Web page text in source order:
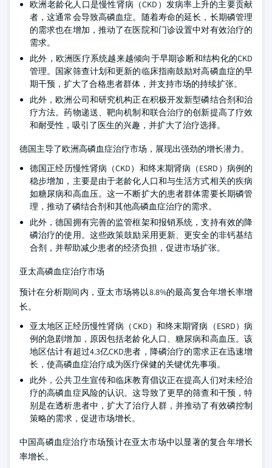
欧洲老龄化人口是慢性肾病（CKD）发病率上升的主要贡献
者，这通常会导致高磷血症。随着寿命的延长，长期磷管理
的需求也在增加，推动了在医院和门诊设置中对有效治疗的
需求。
此外，欧洲医疗系统越来越倾向于早期诊断和结构化的CKD
管理。国家筛查计划和更新的临床指南鼓励对高磷血症的早
期干预，扩大了合格患者群体，并支持市场的持续扩张。
此外，欧洲公司和研究机构正在积极开发新型磷结合剂和治
疗方法。药物递送、靶向机制和联合治疗的创新提高了疗效
和耐受性，吸引了医生的兴趣，并扩大了治疗选择。
德国主导了欧洲高磷血症治疗市场，展现出强劲的增长潜力。
德国正经历慢性肾病（CKD）和终末期肾病（ESRD）病例的
稳步增加，主要是由于老龄化人口和与生活方式相关的疾病
如糖尿病和高血压。这一不断扩大的患者群体需要长期磷管
理，推动了磷结合剂和其他高磷血症治疗的需求。
此外，德国拥有完善的监管框架和报销系统，支持有效的降
磷治疗的使用。这些政策鼓励采用更新、更安全的非钙基结
合剂，并帮助减少患者的经济负担，促进市场扩张。
亚太高磷血症治疗市场
预计在分析期间内，亚太市场将以8.8%的最高复合年增长率增
长。
亚太地区正经历慢性肾病（CKD）和终末期肾病（ESRD）病
例的急剧增加，原因包括老龄化人口、糖尿病和高血压。该
地区估计有超过4.3亿CKD患者，降磷治疗的需求正在迅速增
长，使高磷血症治疗成为医疗保健的关键优先事项。
此外，公共卫生宣传和临床教育倡议正在提高人们对未经治
疗的高磷血症风险的认识。这导致了更早的筛查和干预，特
别是在透析患者中，扩大了治疗人群，并推动了有效磷控制
策略的需求，促进市场增长。
中国高磷血症治疗市场预计在亚太市场中以显著的复合年增长
率增长。